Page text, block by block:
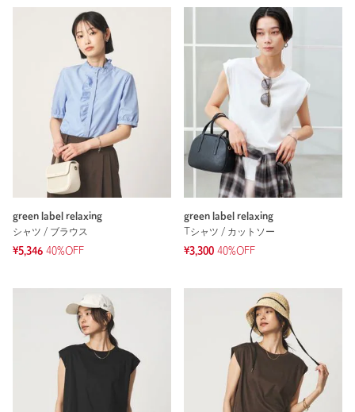
green label relaxing
シャツ / ブラウス
¥5,346 40%OFF
green label relaxing
Tシャツ / カットソー
¥3,300 40%OFF